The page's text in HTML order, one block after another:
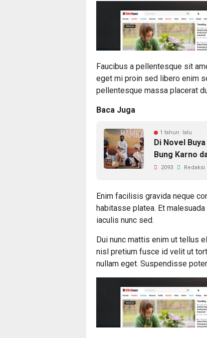
Faucibus a pellentesque sit
eget mi proin sed libero enim
pellentesque massa placerat
Baca Juga
1 tahun lalu
Di Novel
Bung Karno
2093 Redaksi
Enim facilisis gravida neque
habitasse platea. Et
iaculis nunc sed.
Dui nunc mattis enim ut tellus
nisl pretium fusce id velit ut
nullam eget. Suspendisse